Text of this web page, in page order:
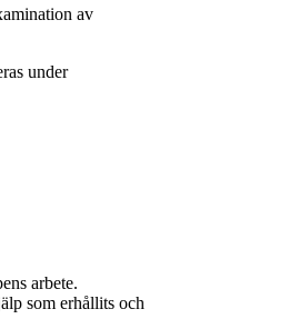
av
under
arbete.
som erhållits och